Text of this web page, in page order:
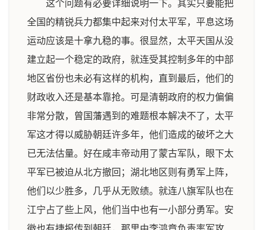
这个问题有必要详细说明一下。其实只要能把
全国的精锐兵力都集中起来对付太平军，平息这场
运动应该是十拿九稳的事。很显然，太平天国从没
建立起一个稳定的政府，就连受其控制多年的中部
地区省份也未必有这样的机构，直到最后，他们的
财政收入还是基本靠抢。可是清朝政府的权力偏偏
非常分散，曾国藩遇到的难题根本解决不了，太平
军这才得以威胁朝廷许多年，他们造成的破坏之大
已无法估量。好在咸丰帝动用了蒙古军队，眼下太
平军已被迫从北方撤回；湖北地区则有勇军上阵，
他们以少胜多，几乎从无败绩。就连八旗军队也在
江宁占了些上风，他们当中也有一小部分勇军。安